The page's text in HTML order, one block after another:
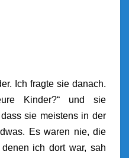
Ich fragte sie danach.
Kinder?“ und sie
sie meistens in der
Es waren nie, die
ich dort war, sah